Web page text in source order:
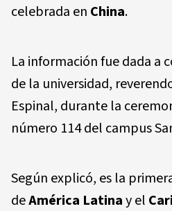
celebrada en China.
La información fue dada a
de la universidad,
Espinal, durante la
número 114 del campus
Según explicó, es la
deAmérica Latinay el